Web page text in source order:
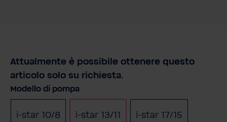
Attualmente è possibile ottenere questo
articolo solo su richiesta.
Seleziona
Modello di pompa
i-star 10/8 i-star 13/11 i-star 17/15